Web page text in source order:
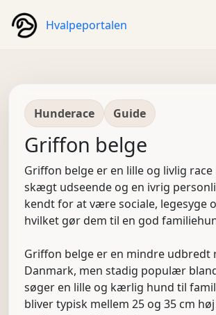
Hvalpeportalen
Hunderace Guide
Griffon belge
Griffon belge er en lille og livlig race
skægt udseende og en ivrig
kendt for at være sociale, legesyge
hvilket gør dem til en god
Griffon belge er en mindre udbredt
Danmark, men stadig populær
søger en lille og kærlig hund til
bliver typisk mellem 25 og 35 cm